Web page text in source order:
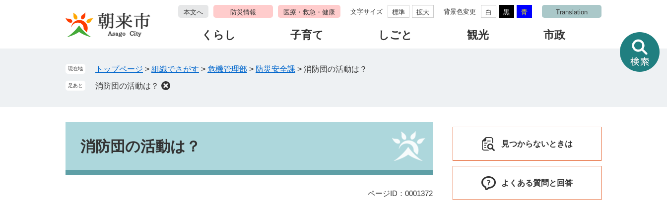
本文へ 防災情報 医療・救急・健康 文字サイズ 標準 拡大 背景色変更 白 黒 青 Translation
くらし 子育て しごと 観光 市政
現在地 トップページ > 組織でさがす > 危機管理部 > 防災安全課 > 消防団の活動は？
足あと 消防団の活動は？
消防団の活動は？
ページID：0001372
見つからないときは
よくある質問と回答
情
報
を